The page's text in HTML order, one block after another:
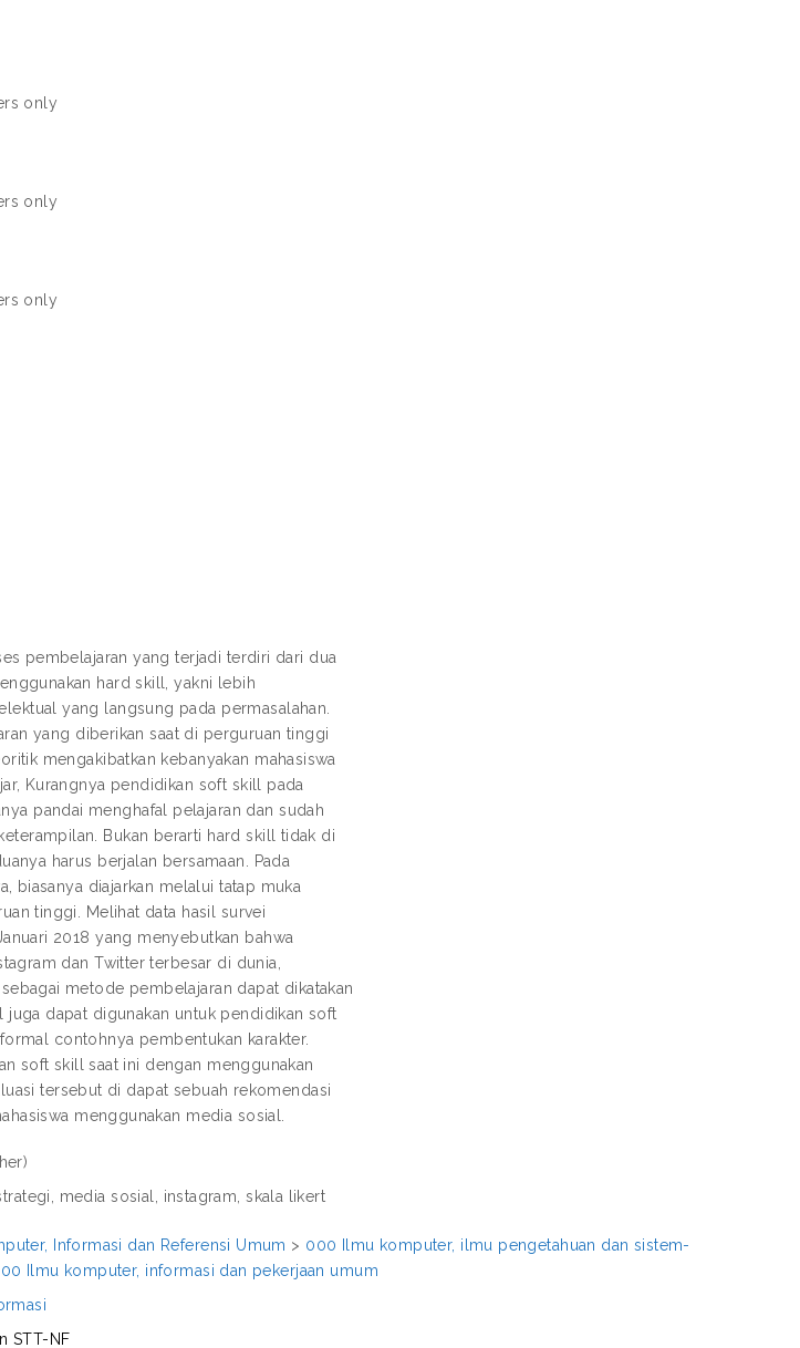
only
only
only
pembelajaran yang terjadi terdiri dari dua
hard skill, yakni lebih
yang langsung pada permasalahan.
yang diberikan saat di perguruan tinggi
mengakibatkan kebanyakan mahasiswa
Kurangnya pendidikan soft skill pada
pandai menghafal pelajaran dan sudah
Bukan berarti hard skill tidak di
harus berjalan bersamaan. Pada
biasanya diajarkan melalui tatap muka
tinggi. Melihat data hasil survei
2018 yang menyebutkan bahwa
dan Twitter terbesar di dunia,
metode pembelajaran dapat dikatakan
dapat digunakan untuk pendidikan soft
contohnya pembentukan karakter.
soft skill saat ini dengan menggunakan
tersebut di dapat sebuah rekomendasi
menggunakan media sosial.
media sosial, instagram, skala likert
Informasi dan Referensi Umum > 000 Ilmu komputer, ilmu pengetahuan dan sistem-
Ilmu komputer, informasi dan pekerjaan umum
STT-NF